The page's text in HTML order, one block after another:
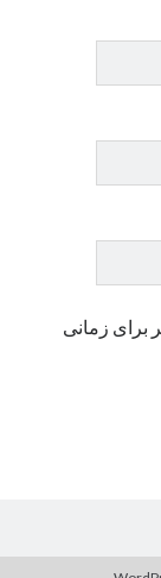
برای زمانی